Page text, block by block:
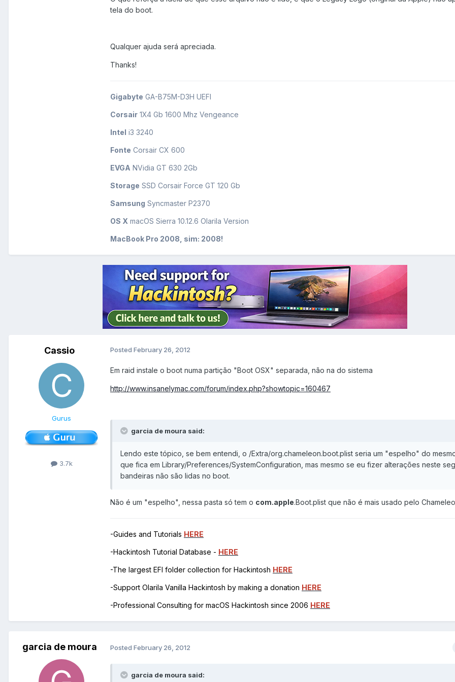
tela do boot.
Qualquer ajuda será apreciada.
Thanks!
Gigabyte GA-B75M-D3H UEFI
Corsair 1X4 Gb 1600 Mhz Vengeance
Intel i3 3240
Fonte Corsair CX 600
EVGA NVidia GT 630 2Gb
Storage SSD Corsair Force GT 120 Gb
Samsung Syncmaster P2370
OS X macOS Sierra 10.12.6 Olarila Version
MacBook Pro 2008, sim: 2008!
Cassio
Gurus
3.7k
Posted February 26, 2012
Em raid instale o boot numa partição "Boot OSX" separada, não na do sistema
http://www.insanelymac.com/forum/index.php?showtopic=160467
garcia de moura said:
Lendo este tópico, se bem entendi, o /Extra/org.chameleon.boot.plist seria um "espelho" do
que fica em Library/Preferences/SystemConfiguration, mas mesmo se eu fizer alterações neste
bandeiras não são lidas no boot.
Não é um "espelho", nessa pasta só tem o com.apple.Boot.plist que não é mais usado pelo
-Guides and Tutorials HERE
-Hackintosh Tutorial Database - HERE
-The largest EFI folder collection for Hackintosh HERE
-Support Olarila Vanilla Hackintosh by making a donation HERE
-Professional Consulting for macOS Hackintosh since 2006 HERE
garcia de moura Posted February 26, 2012
garcia de moura said: